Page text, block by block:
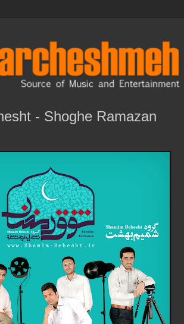
- Shoghe Ramazan